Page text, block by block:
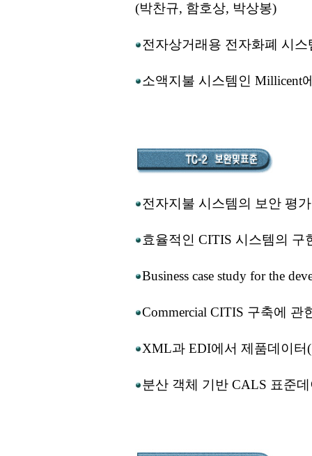
(박찬규, 함호상, 박상봉)
전자상거래용 전자화폐 시스
소액지불 시스템인 Millicent
전자지불 시스템의 보안 평
효율적인 CITIS 시스템의 구
Business case study for the
Commercial CITIS 구축에
XML과 EDI에서 제품데이터
분산 객체 기반 CALS 표준